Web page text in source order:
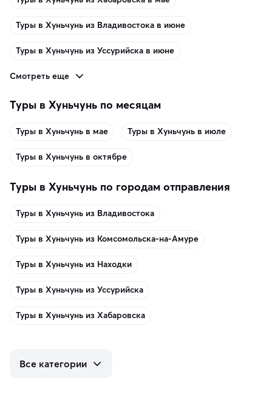
Туры в Хуньчунь из Владивостока в июне
Туры в Хуньчунь из Уссурийска в июне
Смотреть еще
Туры в Хуньчунь по месяцам
Туры в Хуньчунь в мае Туры в Хуньчунь в июле
Туры в Хуньчунь в октябре
Туры в Хуньчунь по городам отправления
Туры в Хуньчунь из Владивостока
Туры в Хуньчунь из Комсомольска-на-Амуре
Туры в Хуньчунь из Находки
Туры в Хуньчунь из Уссурийска
Туры в Хуньчунь из Хабаровска
Все категории